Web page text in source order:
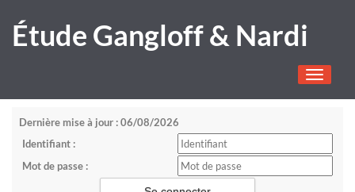
Étude Gangloff & Nardi
Toggle
Dernière mise à jour : 06/08/2026
Identifiant :
Mot de passe :